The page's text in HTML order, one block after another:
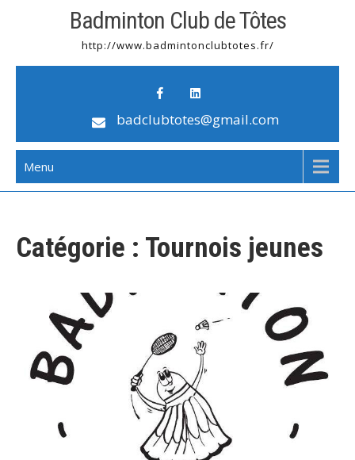
Badminton Club de Tôtes
http://www.badmintonclubtotes.fr/
badclubtotes@gmail.com
Menu
Catégorie : Tournois jeunes